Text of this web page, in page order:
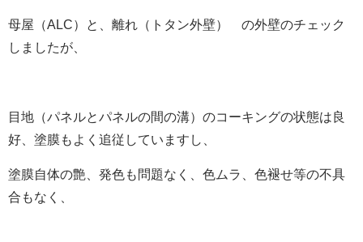
母屋（ALC）と、離れ（トタン外壁） の外壁のチェック
しましたが、
目地（パネルとパネルの間の溝）のコーキングの状態は良
好、塗膜もよく追従していますし、
塗膜自体の艶、発色も問題なく、色ムラ、色褪せ等の不具
合もなく、